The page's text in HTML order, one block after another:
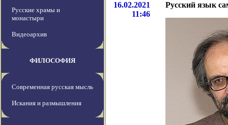
Русские храмы и
монастыри
Видеоархив
ФИЛОСОФИЯ
Современная русская мысль
Искания и размышления
16.02.2021
11:46
Русский язык